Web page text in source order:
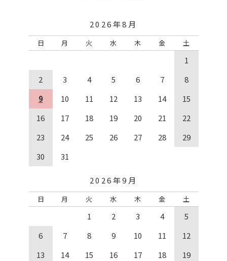
2026年8月
日 月 火 水 木 金 土
1
2
3 4 5 6 7
8
9
10 11 12 13 14
15
16
17 18 19 20 21
22
23
24 25 26 27 28
29
30
31
2026年9月
日 月 火 水 木 金 土
1 2 3 4
5
6
7 8 9 10 11
12
13
14 15 16 17 18
19